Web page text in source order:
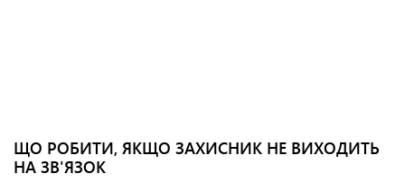
ЩО РОБИТИ, ЯКЩО ЗАХИСНИК НЕ ВИХОДИТЬ
НА ЗВ'ЯЗОК